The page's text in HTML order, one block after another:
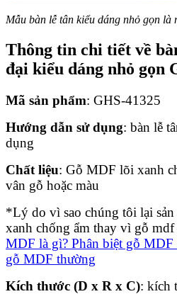
Mẫu bàn lễ tân kiểu dáng nhỏ gọn
Thông tin chi tiết về
đại kiểu dáng nhỏ gọn
Mã sản phẩm: GHS-41325
Hướng dẫn sử dụng: bàn lễ
dụng
Chất liệu: Gỗ MDF lõi xanh
vân gỗ hoặc màu
*Lý do vì sao chúng tôi lại
xanh chống ẩm thay vì gỗ
MDF là gì? Phân biệt gỗ
gỗ MDF thường
Kích thước (D x R x C): kích